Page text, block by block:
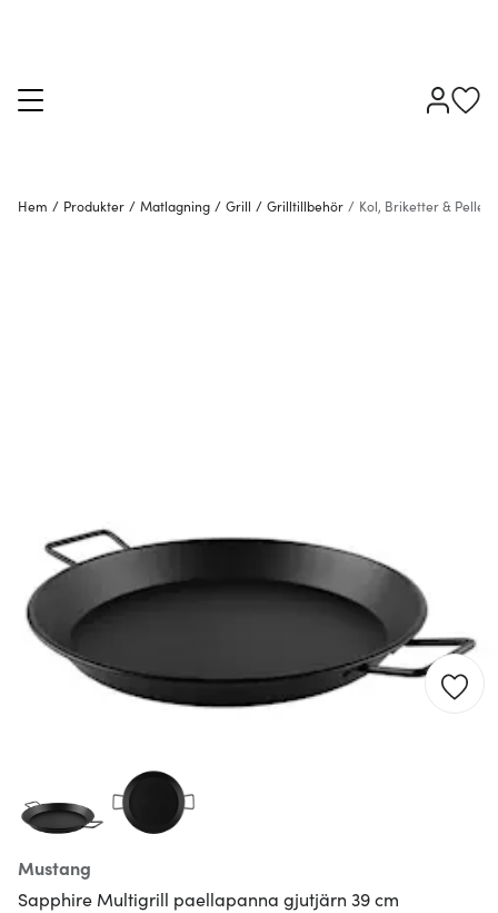
Hem / Produkter / Matlagning / Grill / Grilltillbehör / Kol, Briketter & Pellets
Mustang
Sapphire Multigrill paellapanna gjutjärn 39 cm